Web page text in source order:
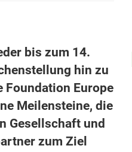
bis zum 14.
hin zu
Foundation Europe
Meilensteine, die
Gesellschaft und
zum Ziel